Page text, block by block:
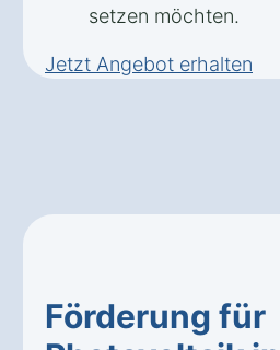
setzen möchten.
Jetzt Angebot erhalten
Förderung für